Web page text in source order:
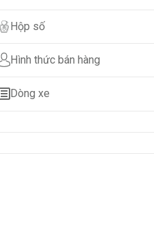
Hộp số
Hình thức bán hàng
Dòng xe